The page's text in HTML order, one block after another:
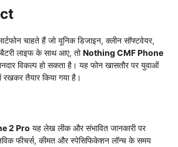
चाहते हैं जो यूनिक डिजाइन, क्लीन सॉफ्टवेयर,
बैटरी लाइफ के साथ आए, तो Nothing CMF Phone
विकल्प हो सकता है। यह फोन खासतौर पर युवाओं
तैयार किया गया है।
2 Pro यह लेख लीक और संभावित जानकारी पर
फीचर्स, कीमत और स्पेसिफिकेशन लॉन्च के समय